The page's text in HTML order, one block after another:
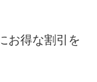
お得な割引を